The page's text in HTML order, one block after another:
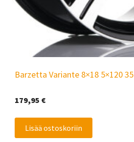
Barzetta Variante 8×18 5×120 35
179,95 €
Lisää ostoskoriin